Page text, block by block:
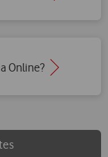
Online?